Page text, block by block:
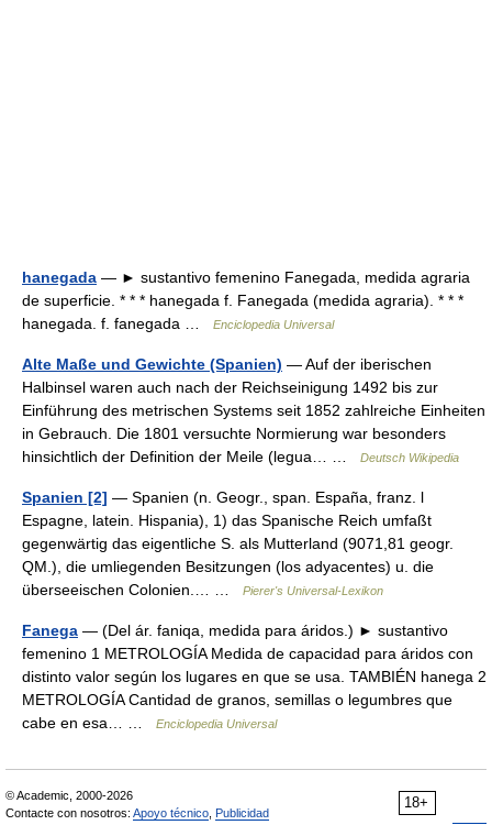
hanegada — ► sustantivo femenino Fanegada, medida agraria
de superficie. * * * hanegada f. Fanegada (medida agraria). * * *
hanegada. f. fanegada …
Enciclopedia Universal
Alte Maße und Gewichte (Spanien) — Auf der iberischen
Halbinsel waren auch nach der Reichseinigung 1492 bis zur
Einführung des metrischen Systems seit 1852 zahlreiche Einheiten
in Gebrauch. Die 1801 versuchte Normierung war besonders
hinsichtlich der Definition der Meile (legua… …
Deutsch Wikipedia
Spanien [2] — Spanien (n. Geogr., span. España, franz. l
Espagne, latein. Hispania), 1) das Spanische Reich umfaßt
gegenwärtig das eigentliche S. als Mutterland (9071,81 geogr.
QM.), die umliegenden Besitzungen (los adyacentes) u. die
überseeischen Colonien.… …
Pierer's Universal-Lexikon
Fanega — (Del ár. faniqa, medida para áridos.) ► sustantivo
femenino 1 METROLOGÍA Medida de capacidad para áridos con
distinto valor según los lugares en que se usa. TAMBIÉN hanega 2
METROLOGÍA Cantidad de granos, semillas o legumbres que
cabe en esa… …
Enciclopedia Universal
18+
© Academic, 2000-2026
Contacte con nosotros: Apoyo técnico Publicidad